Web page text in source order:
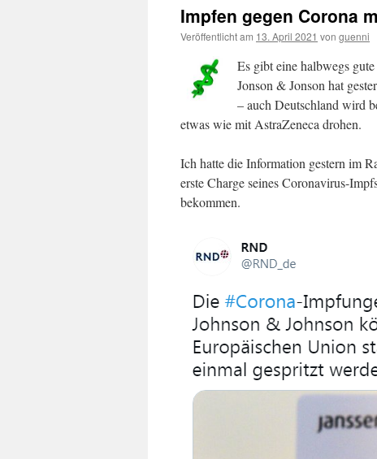
Impfen gegen Corona
Veröffentlicht am 13. April 2021 von guenni
Es gibt eine halbwegs
Jonson & Jonson hat
– auch Deutschland wird
etwas wie mit AstraZeneca drohen.
Ich hatte die Information gestern im
erste Charge seines Coronavirus-
bekommen.